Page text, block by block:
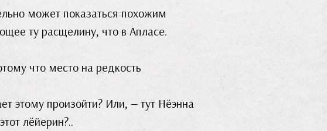
может показаться похожим
ту расщелину, что в Апласе.
что место на редкость
этому произойти? Или, — тут Нёэнна
лёйерин?..